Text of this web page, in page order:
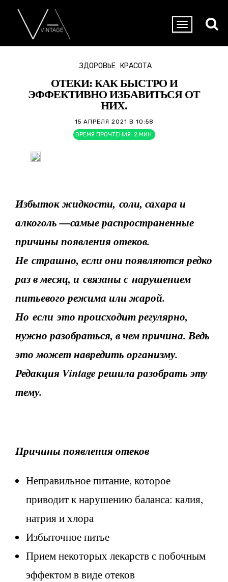
ЗДОРОВЬЕ КРАСОТА
ОТЕКИ: КАК БЫСТРО И
ЭФФЕКТИВНО ИЗБАВИТЬСЯ ОТ
НИХ.
15 АПРЕЛЯ 2021 В 10:58
ВРЕМЯ ПРОЧТЕНИЯ: 2 МИН.
Избыток жидкости, соли, сахара и
алкоголь —самые распространенные
причины появления оте­ков.
Не страшно, если они появляются редко
раз в месяц, и связаны с нарушением
питьевого режима или жарой.
Но если это происходит регулярно,
нужно разобраться, в чем причина. Ведь
это может навредить организму.
Редакция Vintage решила разобрать эту
тему.
Причины появления отеков
Неправильное питание, которое
приводит к нарушению баланса: калия,
натрия и хлора
Избыточное питье
Прием некоторых лекарств с побочным
эффектом в виде отеков